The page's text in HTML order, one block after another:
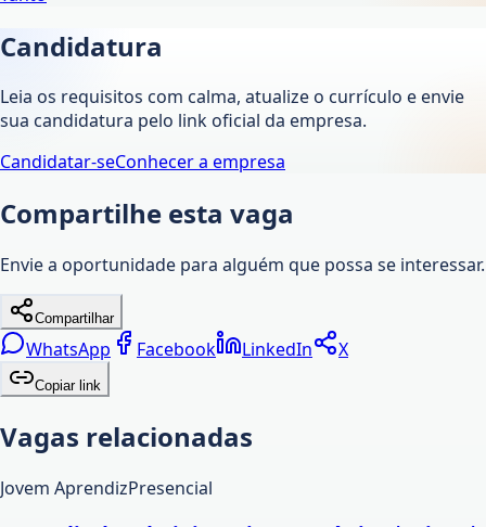
Candidatura
Leia os requisitos com calma, atualize o currículo e envie
sua candidatura pelo link oficial da empresa.
Candidatar-seConhecer a empresa
Compartilhe esta vaga
Envie a oportunidade para alguém que possa se interessar.
Compartilhar
WhatsApp Facebook LinkedIn X
Copiar link
Vagas relacionadas
Jovem AprendizPresencial